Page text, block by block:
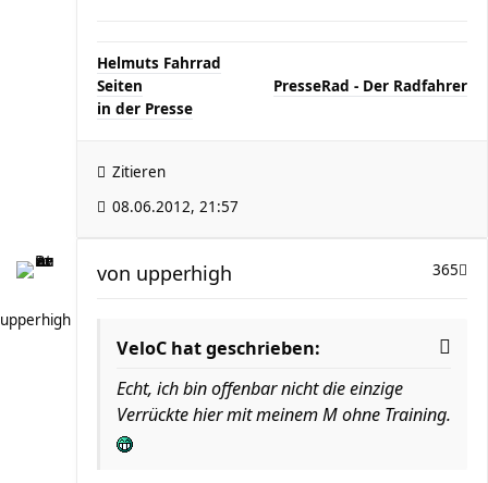
Helmuts Fahrrad
Seiten
PresseRad - Der Radfahrer
in der Presse
Zitieren
08.06.2012, 21:57
upperhigh
365
von upperhigh
VeloC hat geschrieben:
Echt, ich bin offenbar nicht die einzige
Verrückte hier mit meinem M ohne Training.